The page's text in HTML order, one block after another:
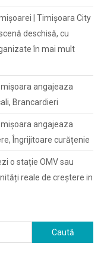
| Timișoara City
deschisă, cu
în mai mult
angajeaza
Brancardieri
angajeaza
Îngrijitoare curățenie
o stație OMV sau
reale de creștere in
Caută
după: